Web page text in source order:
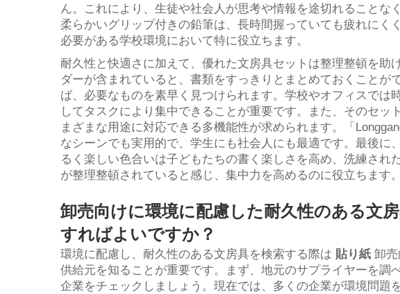
ん。これにより、生徒や社会人が思考や情報を途切れることな
柔らかいグリップ付きの鉛筆は、長時間握っていても疲れにく
必要がある学校環境において特に役立ちます。
耐久性と快適さに加えて、優れた文房具セットは整理整頓を助
ダーが含まれていると、書類をすっきりとまとめておくことが
ば、必要なものを素早く見つけられます。学校やオフィスでは
してタスクにより集中できることが重要です。また、そのセッ
まざまな用途に対応できる多機能性が求められます。「
なシーンでも実用的で、学生にも社会人にも最適です。最後に
るく楽しい色合いは子どもたちの書く楽しさを高め、洗練され
が整理整頓されていると感じ、集中力を高めるのに役立ちます。
卸売向けに環境に配慮した耐久性のある文
すればよいですか？
環境に配慮し、耐久性のある文房具を検索する際は 貼り紙 卸
供給元を知ることが重要です。まず、地元のサプライヤーを調
企業をチェックしましょう。現在では、多くの企業が環境問題